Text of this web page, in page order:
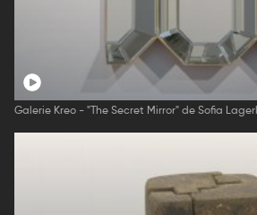
Galerie Kreo - "The Secret Mirror" de Sofia